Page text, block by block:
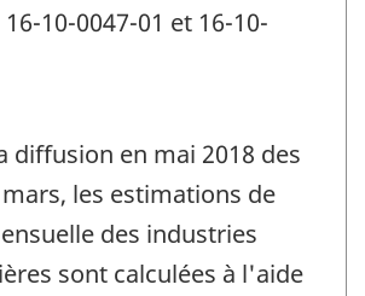
10-0047-01 et 16-10-
diffusion en mai 2018 des
les estimations de
des industries
sont calculées à l'aide